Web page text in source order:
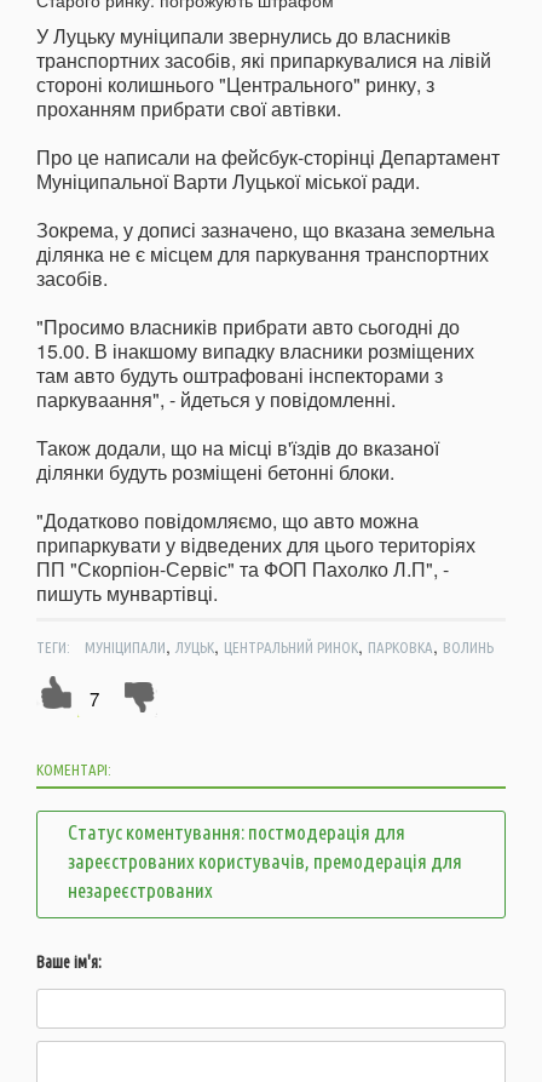
У Луцьку муніципали звернулись до власників
транспортних засобів, які припаркувалися на лівій
стороні колишнього "Центрального" ринку, з
проханням прибрати свої автівки.
Про це написали на фейсбук-сторінці Департамент
Муніципальної Варти Луцької міської ради.
Зокрема, у дописі зазначено, що вказана земельна
ділянка не є місцем для паркування транспортних
засобів.
"Просимо власників прибрати авто сьогодні до
15.00. В інакшому випадку власники розміщених
там авто будуть оштрафовані інспекторами з
паркуваання", - йдеться у повідомленні.
Також додали, що на місці в'їздів до вказаної
ділянки будуть розміщені бетонні блоки.
"Додатково повідомляємо, що авто можна
припаркувати у відведених для цього територіях
ПП "Скорпіон-Сервіс" та ФОП Пахолко Л.П", -
пишуть мунвартівці.
ТЕГИ: МУНІЦИПАЛИ, ЛУЦЬК, ЦЕНТРАЛЬНИЙ РИНОК, ПАРКОВКА, ВОЛИНЬ
7
КОМЕНТАРІ:
Статус коментування: постмодерація для
зареєстрованих користувачів, премодерація для
незареєстрованих
Ваше ім'я: